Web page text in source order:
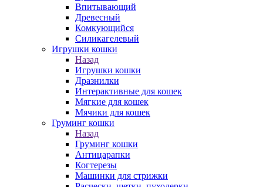
Впитывающий
Древесный
Комкующийся
Силикагелевый
Игрушки кошки
Назад
Игрушки кошки
Дразнилки
Интерактивные для кошек
Мягкие для кошек
Мячики для кошек
Груминг кошки
Назад
Груминг кошки
Антицарапки
Когтерезы
Машинки для стрижки